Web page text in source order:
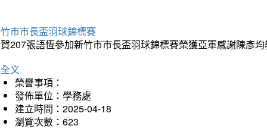
市市長盃羽球錦標賽
207張語恆參加新竹市市長盃羽球錦標賽榮獲亞軍感謝陳彥
文
榮譽事項：
發佈單位：學務處
建立時間：2025-04-18
瀏覽次數：623